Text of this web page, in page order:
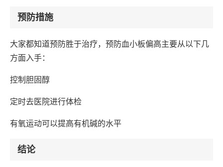
预防措施
大家都知道预防胜于治疗，预防血小板偏高主要从以下几
方面入手：
控制胆固醇
定时去医院进行体检
有氧运动可以提高有机碱的水平
结论